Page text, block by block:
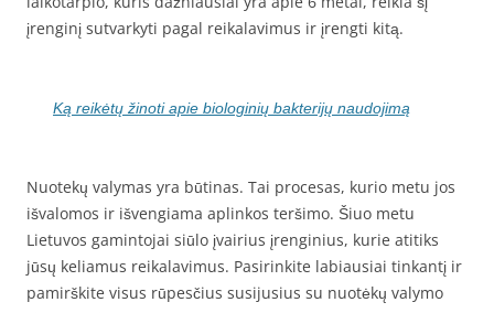
įrenginį sutvarkyti pagal reikalavimus ir įrengti kitą.
Ką reikėtų žinoti apie biologinių bakterijų naudojimą
Nuotekų valymas yra būtinas. Tai procesas, kurio metu jos
išvalomos ir išvengiama aplinkos teršimo. Šiuo metu
Lietuvos gamintojai siūlo įvairius įrenginius, kurie atitiks
jūsų keliamus reikalavimus. Pasirinkite labiausiai tinkantį ir
pamirškite visus rūpesčius susijusius su nuotėkų valymo